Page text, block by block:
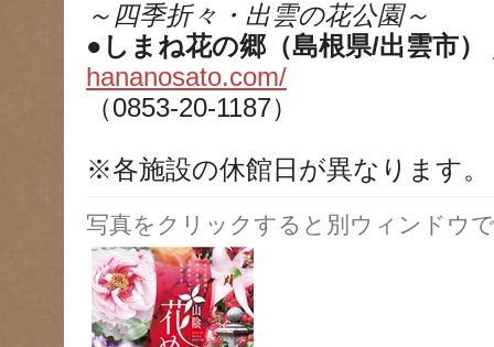
～四季折々・出雲の花公園～
●しまね花の郷（島根県/出雲市）
hananosato.com/
（0853-20-1187）
※各施設の休館日が異なります。
写真をクリックすると別ウィンドウ